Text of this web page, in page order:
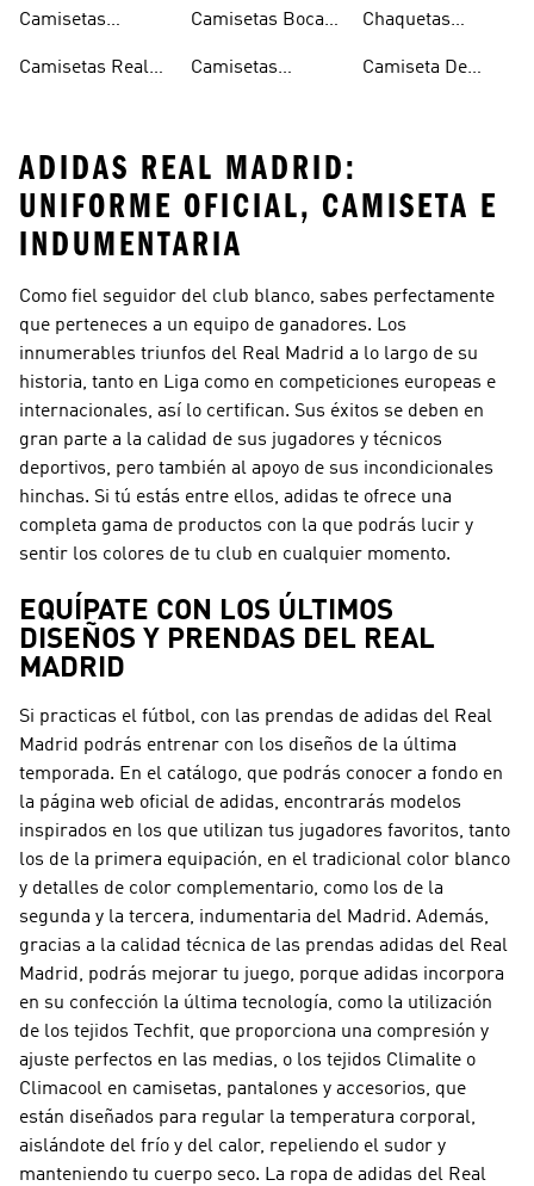
Camisetas
United
Camisetas Real
Camisetas Boca
Camisetas
Chaquetas
Camiseta De
ADIDAS REAL MADRID:
UNIFORME OFICIAL, CAMISETA E
INDUMENTARIA
Como fiel seguidor del club blanco, sabes perfectamente
que perteneces a un equipo de ganadores. Los
innumerables triunfos del Real Madrid a lo largo de su
historia, tanto en Liga como en competiciones europeas e
internacionales, así lo certifican. Sus éxitos se deben en
gran parte a la calidad de sus jugadores y técnicos
deportivos, pero también al apoyo de sus incondicionales
hinchas. Si tú estás entre ellos, adidas te ofrece una
completa gama de productos con la que podrás lucir y
sentir los colores de tu club en cualquier momento.
EQUÍPATE CON LOS ÚLTIMOS
DISEÑOS Y PRENDAS DEL REAL
MADRID
Si practicas el fútbol, con las prendas de adidas del Real
Madrid podrás entrenar con los diseños de la última
temporada. En el catálogo, que podrás conocer a fondo en
la página web oficial de adidas, encontrarás modelos
inspirados en los que utilizan tus jugadores favoritos, tanto
los de la primera equipación, en el tradicional color blanco
y detalles de color complementario, como los de la
segunda y la tercera, indumentaria del Madrid. Además,
gracias a la calidad técnica de las prendas adidas del Real
Madrid, podrás mejorar tu juego, porque adidas incorpora
en su confección la última tecnología, como la utilización
de los tejidos Techfit, que proporciona una compresión y
ajuste perfectos en las medias, o los tejidos Climalite o
Climacool en camisetas, pantalones y accesorios, que
están diseñados para regular la temperatura corporal,
aislándote del frío y del calor, repeliendo el sudor y
manteniendo tu cuerpo seco. La ropa de adidas del Real